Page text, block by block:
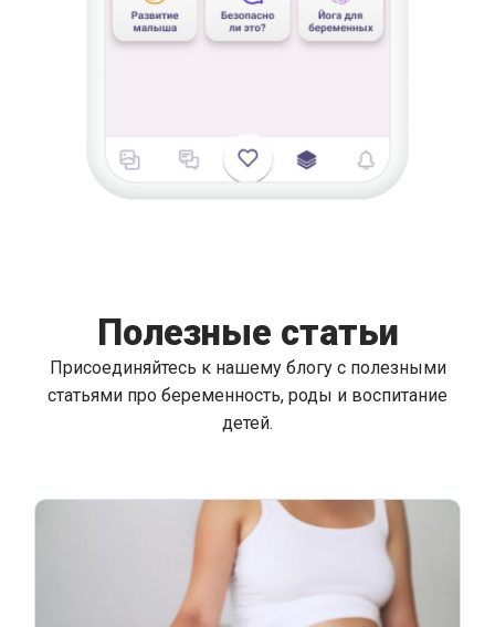
Полезные статьи
Присоединяйтесь к нашему блогу с полезными
статьями про беременность, роды и воспитание
детей.